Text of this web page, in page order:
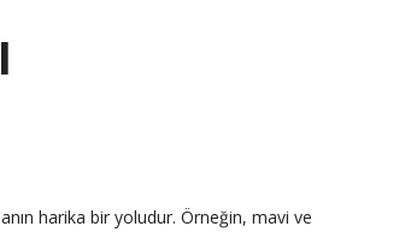
harika bir yoludur. Örneğin, mavi ve